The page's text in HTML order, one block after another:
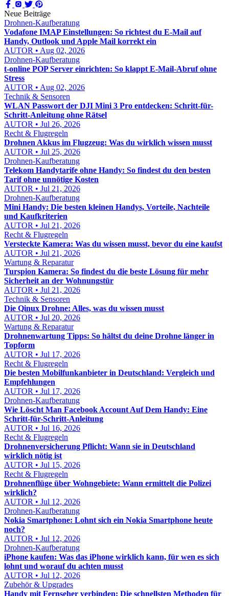
Neue Beiträge
Drohnen-Kaufberatung
Vodafone IMAP Einstellungen: So richtest du E-Mail auf
Handy, Outlook und Apple Mail korrekt ein
AUTOR • Aug 02, 2026
Drohnen-Kaufberatung
t-online POP Server einrichten: So klappt E-Mail-Abruf ohne
Stress
AUTOR • Aug 02, 2026
Technik & Sensoren
WLAN Passwort der DJI Mini 3 Pro entdecken: Schritt-für-
Schritt-Anleitung ohne Rätsel
AUTOR • Jul 26, 2026
Recht & Flugregeln
Drohnen Akkus im Flugzeug: Was du wirklich wissen musst
AUTOR • Jul 25, 2026
Drohnen-Kaufberatung
Telekom Handytarife ohne Handy: So findest du den besten
Tarif ohne unnötige Kosten
AUTOR • Jul 21, 2026
Drohnen-Kaufberatung
Mini Handy: Die besten kleinen Handys, Vorteile, Nachteile
und Kaufkriterien
AUTOR • Jul 21, 2026
Recht & Flugregeln
Versteckte Kamera: Was du wissen musst, bevor du eine kaufst
AUTOR • Jul 21, 2026
Wartung & Reparatur
Turspion Kamera: So findest du die beste Lösung für mehr
Sicherheit an der Wohnungstür
AUTOR • Jul 21, 2026
Technik & Sensoren
Die Qinux Drohne: Alles, was du wissen musst
AUTOR • Jul 20, 2026
Wartung & Reparatur
Drohnenwartung Tipps: So hältst du deine Drohne länger in
Topform
AUTOR • Jul 17, 2026
Recht & Flugregeln
Die besten Mobilfunkanbieter in Deutschland: Vergleich und
Empfehlungen
AUTOR • Jul 17, 2026
Drohnen-Kaufberatung
Wie Löscht Man Facebook Account Auf Dem Handy: Eine
Schritt-für-Schritt-Anleitung
AUTOR • Jul 16, 2026
Recht & Flugregeln
Drohnenversicherung Pflicht: Wann sie in Deutschland
wirklich nötig ist
AUTOR • Jul 15, 2026
Recht & Flugregeln
Drohnenflüge über Wohngebiete: Wann ermittelt die Polizei
wirklich?
AUTOR • Jul 12, 2026
Drohnen-Kaufberatung
Nokia Smartphone: Lohnt sich ein Nokia Smartphone heute
noch?
AUTOR • Jul 12, 2026
Drohnen-Kaufberatung
iPhone kaufen: Was das iPhone wirklich kann, für wen es sich
lohnt und worauf du achten musst
AUTOR • Jul 12, 2026
Zubehör & Upgrades
Handy mit Fernseher verbinden: Die schnellsten Methoden für